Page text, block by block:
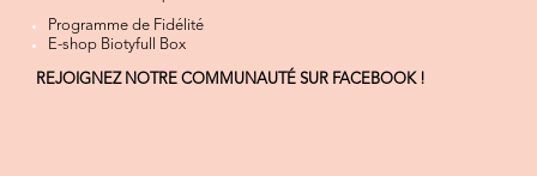
Programme de Fidélité
E-shop Biotyfull Box
REJOIGNEZ NOTRE COMMUNAUTÉ SUR FACEBOOK !